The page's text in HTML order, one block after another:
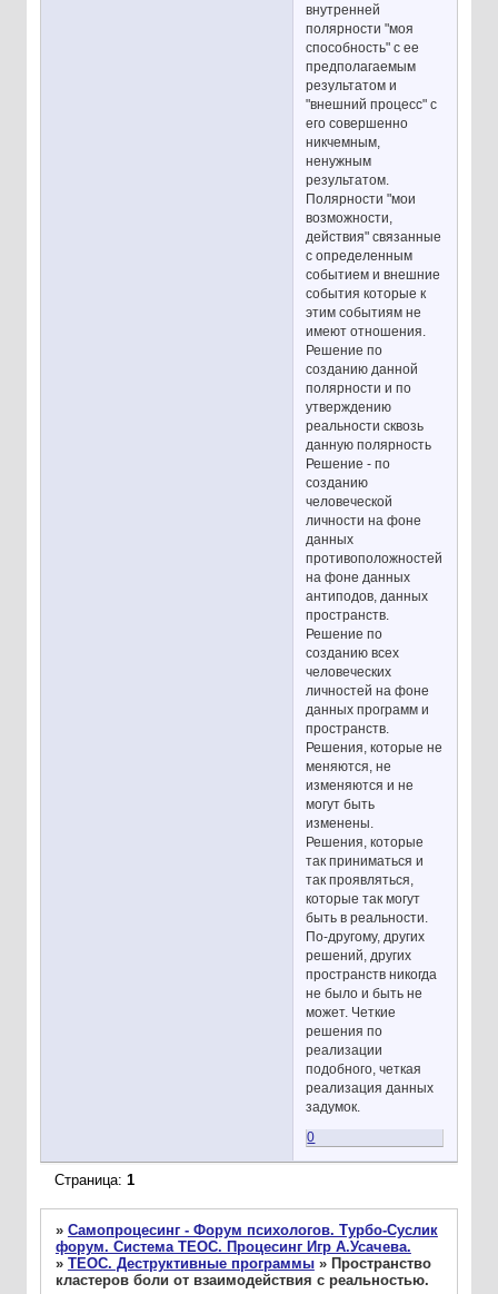
внутренней
полярности "моя
способность" с ее
предполагаемым
результатом и
"внешний процесс" с
его совершенно
никчемным,
ненужным
результатом.
Полярности "мои
возможности,
действия" связанные
с определенным
событием и внешние
события которые к
этим событиям не
имеют отношения.
Решение по
созданию данной
полярности и по
утверждению
реальности сквозь
данную полярность
Решение - по
созданию
человеческой
личности на фоне
данных
противоположностей,
на фоне данных
антиподов, данных
пространств.
Решение по
созданию всех
человеческих
личностей на фоне
данных программ и
пространств.
Решения, которые не
меняются, не
изменяются и не
могут быть
изменены.
Решения, которые
так приниматься и
так проявляться,
которые так могут
быть в реальности.
По-другому, других
решений, других
пространств никогда
не было и быть не
может. Четкие
решения по
реализации
подобного, четкая
реализация данных
задумок.
0
Страница: 1
» Самопроцесинг - Форум психологов. Турбо-Суслик
форум. Система ТЕОС. Процесинг Игр А.Усачева.
» ТЕОС. Деструктивные программы » Пространство
кластеров боли от взаимодействия с реальностью.